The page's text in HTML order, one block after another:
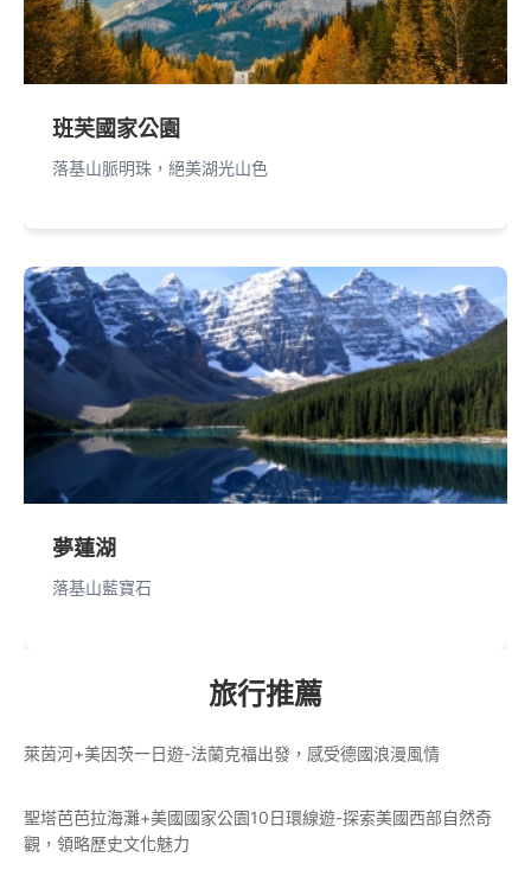
班芙國家公園
落基山脈明珠，絕美湖光山色
夢蓮湖
落基山藍寶石
旅行推薦
萊茵河+美因茨一日遊-法蘭克福出發，感受德國浪漫風情
聖塔芭芭拉海灘+美國國家公園10日環線遊-探索美國西部自然奇
觀，領略歷史文化魅力